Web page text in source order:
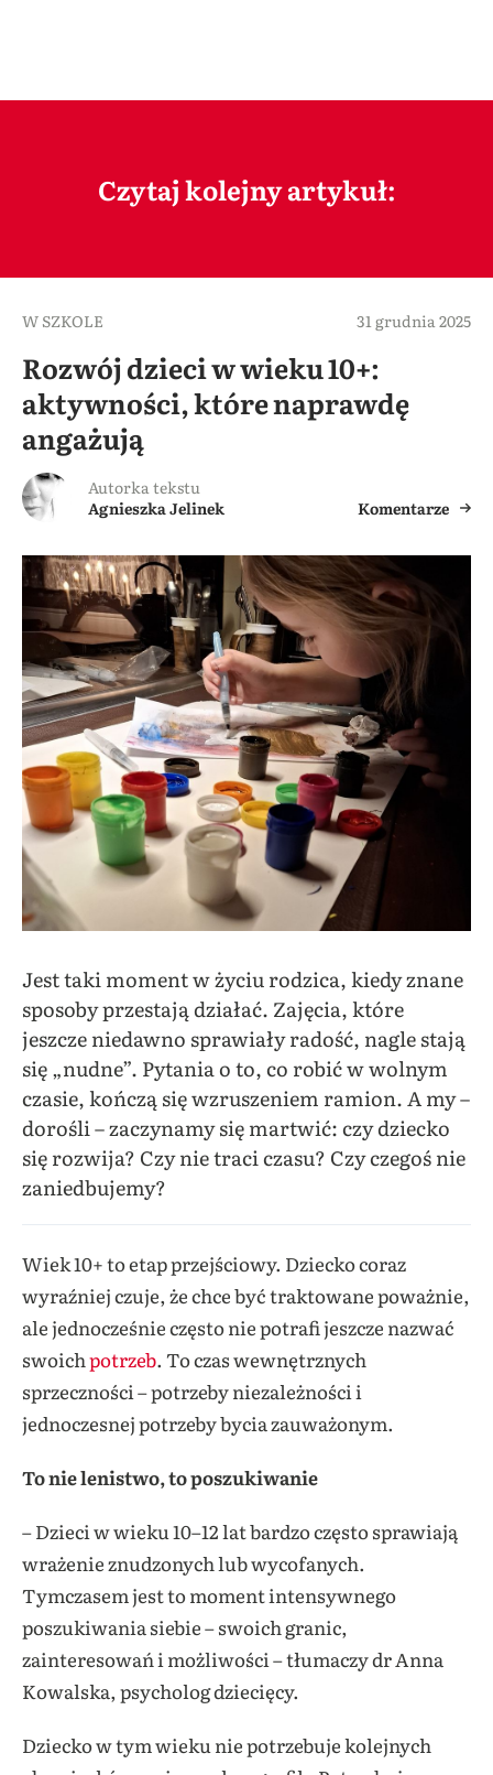
Czytaj kolejny artykuł:
W SZKOLE 31 grudnia 2025
Rozwój dzieci w wieku 10+:
aktywności, które naprawdę
angażują
Autorka tekstu
Agnieszka Jelinek
Komentarze
Jest taki moment w życiu rodzica, kiedy znane
sposoby przestają działać. Zajęcia, które
jeszcze niedawno sprawiały radość, nagle stają
się „nudne”. Pytania o to, co robić w wolnym
czasie, kończą się wzruszeniem ramion. A my –
dorośli – zaczynamy się martwić: czy dziecko
się rozwija? Czy nie traci czasu? Czy czegoś nie
zaniedbujemy?
Wiek 10+ to etap przejściowy. Dziecko coraz
wyraźniej czuje, że chce być traktowane poważnie,
ale jednocześnie często nie potrafi jeszcze nazwać
swoichpotrzeb. To czas wewnętrznych
sprzeczności – potrzeby niezależności i
jednoczesnej potrzeby bycia zauważonym.
To nie lenistwo, to poszukiwanie
– Dzieci w wieku 10–12 lat bardzo często sprawiają
wrażenie znudzonych lub wycofanych.
Tymczasem jest to moment intensywnego
poszukiwania siebie – swoich granic,
zainteresowań i możliwości – tłumaczy dr Anna
Kowalska, psycholog dziecięcy.
Dziecko w tym wieku nie potrzebuje kolejnych